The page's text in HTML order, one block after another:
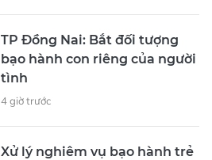
TP Đồng Nai: Bắt đối tượng
bạo hành con riêng của người
tình
4 giờ trước
Xử lý nghiêm vụ bạo hành trẻ